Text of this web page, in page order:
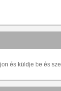
és küldje be és